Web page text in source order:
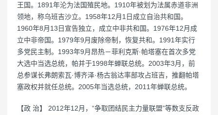
王国。1891年沦为法国殖民地。1910年被划为法属赤道非洲
领地，称乌班吉沙立。1958年12月1日成立自治共和国。
1960年8月13日宣告独立，成立中非共和国。1976年12月成
立中非帝国。1979年9月废除帝制，恢复共和。1991年实行
多党民主制。1993年9月昂热－菲利克斯·帕塔塞在首次多党
大选中当选总统，帕并于1998年蝉联总统。2003年3月，前
总参谋长弗朗索瓦·博齐泽·杨古翁达率部攻占班吉，推翻帕塔
塞政权并就任总统。2005年当选总统，2011年蝉联总统。
【政 治】 2012年12月，“争取团结民主力量联盟”等数支反政